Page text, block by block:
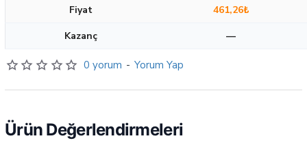
0 yorum - Yorum Yap
Fiyat
461,26₺
Kazanç
—
Ürün Değerlendirmeleri